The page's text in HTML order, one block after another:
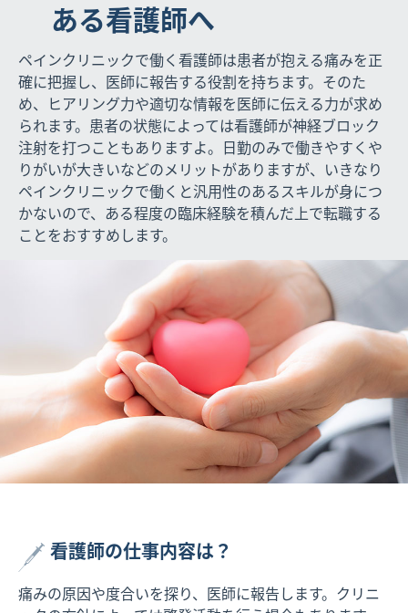
ある看護師へ
ペインクリニックで働く看護師は患者が抱える痛みを正
確に把握し、医師に報告する役割を持ちます。そのた
め、ヒアリング力や適切な情報を医師に伝える力が求め
られます。患者の状態によっては看護師が神経ブロック
注射を打つこともありますよ。日勤のみで働きやすくや
りがいが大きいなどのメリットがありますが、いきなり
ペインクリニックで働くと汎用性のあるスキルが身につ
かないので、ある程度の臨床経験を積んだ上で転職する
ことをおすすめします。
看護師の仕事内容は？
痛みの原因や度合いを探り、医師に報告します。クリニ